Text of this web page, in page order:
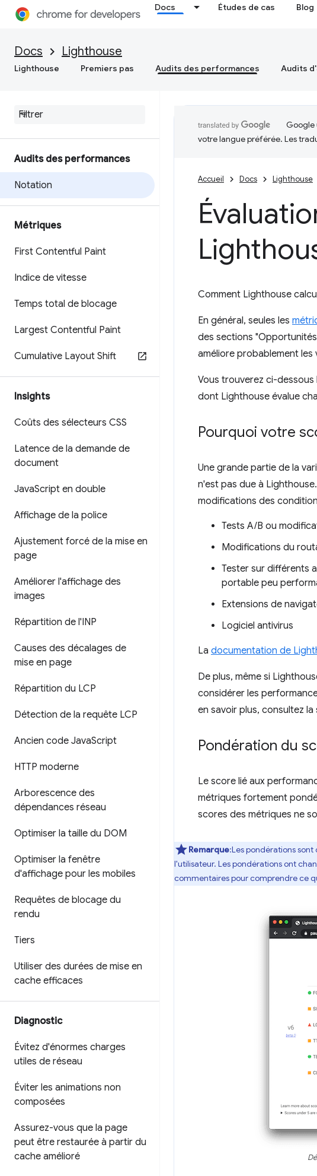
Docs Études de cas Blog
Docs Lighthouse
Lighthouse Premiers pas Audits des performances Audits
Audits des performances
Notation
Métriques
First Contentful Paint
Indice de vitesse
Temps total de blocage
Largest Contentful Paint
Cumulative Layout Shift
Insights
Coûts des sélecteurs CSS
Latence de la demande de
document
JavaScript en double
Affichage de la police
Ajustement forcé de la mise en
page
Améliorer l'affichage des
images
Répartition de l'INP
Causes des décalages de
mise en page
Répartition du LCP
Détection de la requête LCP
Ancien code JavaScript
HTTP moderne
Arborescence des
dépendances réseau
Optimiser la taille du DOM
Optimiser la fenêtre
d'affichage pour les mobiles
Requêtes de blocage du
rendu
Tiers
Utiliser des durées de mise en
cache efficaces
Diagnostic
Évitez d'énormes charges
utiles de réseau
Éviter les animations non
composées
Assurez-vous que la page
peut être restaurée à partir du
cache amélioré
Google
votre langue préférée. Les
Accueil Docs Lighthouse
Comment Lighthouse
En général, seules les
des sections
améliore probablement les
Vous trouverez ci-
dont Lighthouse évalue
Pourquoi votre
Une grande partie de la
n'est pas due à
modifications des
Tests A/B ou
Modifications du
Tester sur différents
portable peu
Extensions de
Logiciel antivirus
La documentation de
De plus, même si
considérer les
en savoir plus, consultez la
Pondération du
Le score lié aux
métriques fortement
scores des métriques ne
Remarque:Les pondérations
l'utilisateur. Les pondérations ont
commentaires pour comprendre ce